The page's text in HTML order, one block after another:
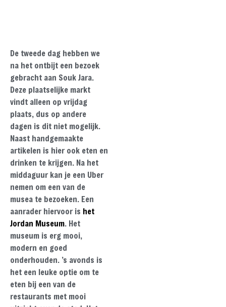
De tweede dag hebben we
na het ontbijt een bezoek
gebracht aan Souk Jara.
Deze plaatselijke markt
vindt alleen op vrijdag
plaats, dus op andere
dagen is dit niet mogelijk.
Naast handgemaakte
artikelen is hier ook eten en
drinken te krijgen. Na het
middaguur kan je een Uber
nemen om een van de
musea te bezoeken. Een
aanrader hiervoor is het
Jordan Museum. Het
museum is erg mooi,
modern en goed
onderhouden. ’s avonds is
het een leuke optie om te
eten bij een van de
restaurants met mooi